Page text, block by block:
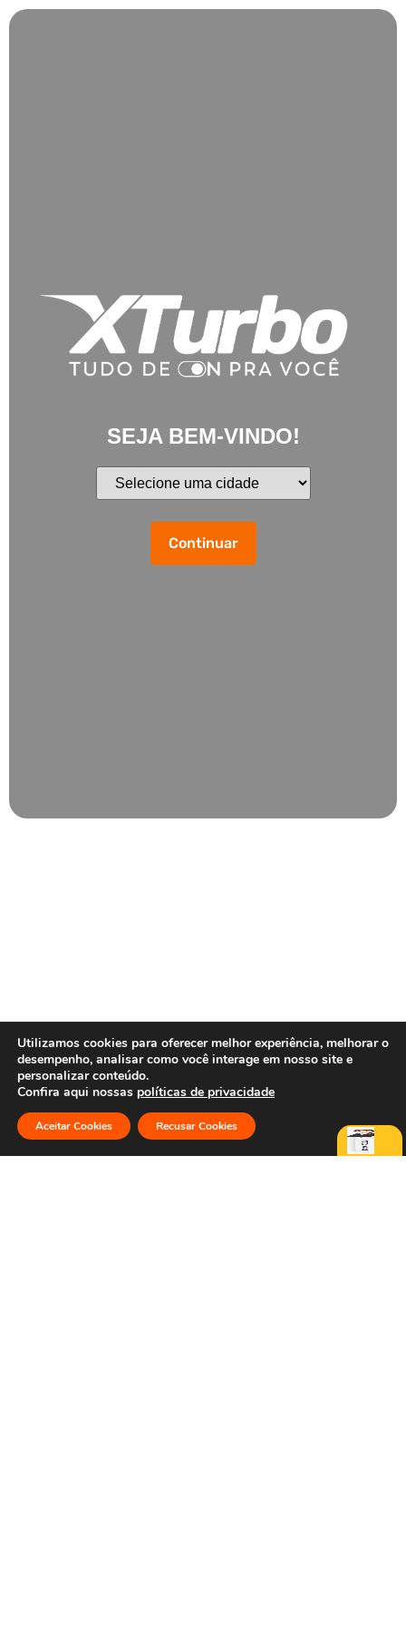
SEJA BEM-VINDO!
Continuar
Utilizamos cookies para oferecer melhor experiência, melhorar o
desempenho, analisar como você interage em nosso site e
personalizar conteúdo.
Confira aqui nossas políticas de privacidade
Aceitar Cookies Recusar Cookies